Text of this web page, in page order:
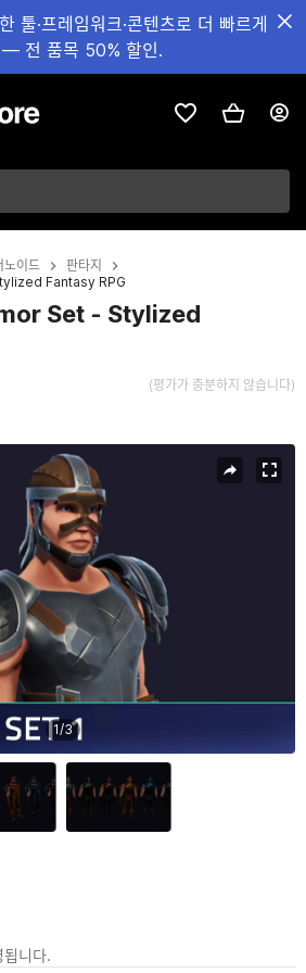
툴·프레임워크·콘텐츠로 더 빠르게
— 전 품목 50% 할인.
노이드
판타지
Fantasy RPG
Set - Stylized
(평가가 충분하지 않습니다)
1/3
니다.